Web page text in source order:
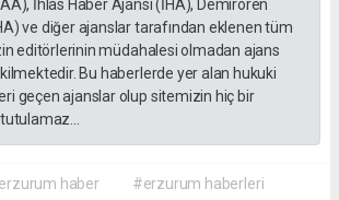
İhlas Haber Ajansı (İHA), Demirören
ve diğer ajanslar tarafından eklenen tüm
editörlerinin müdahalesi olmadan ajans
Bu haberlerde yer alan hukuki
geçen ajanslar olup sitemizin hiç bir
haber #erzurum haberleri